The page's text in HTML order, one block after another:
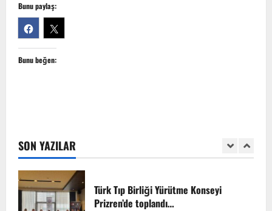
Bunu paylaş:
Bunu beğen:
SON YAZILAR4
Türk Tıp Birliği Yürütme Konseyi
Prizren’de toplandı…